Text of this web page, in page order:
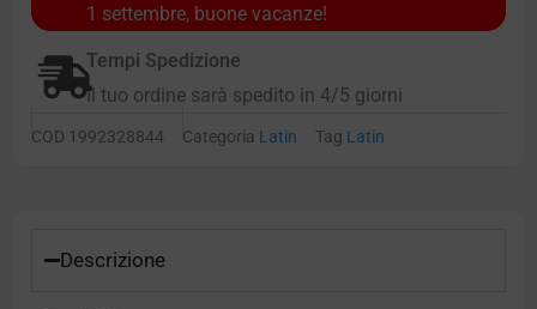
1 settembre, buone vacanze!
Tempi Spedizione
Il tuo ordine sarà spedito in 4/5 giorni
COD 1992328844 Categoria Latin Tag Latin
Descrizione